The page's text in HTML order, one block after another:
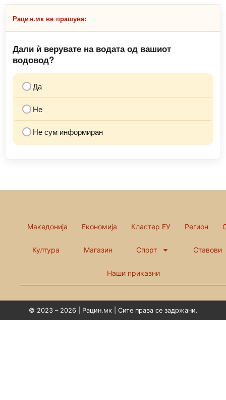
Рацин.мк ве прашува:
Дали ѝ верувате на водата од вашиот
водовод?
Да
Не
Не сум информиран
Македонија Економија Кластер ЕУ Регион
Култура Магазин Спорт Ставови
Наши приказни
© 2023 – 2026 | Рацин.мк | Сите права се задржани.